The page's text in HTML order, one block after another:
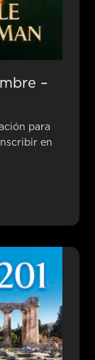
–
para
en